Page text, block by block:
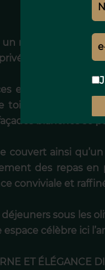
magnifique
parfaitement
extérieurs, le
toile de fond
blanches se
couvert ainsi
des repas en
conviviale et
déjeuners sous les
espace célèbre ici
ET ÉLÉGANCE